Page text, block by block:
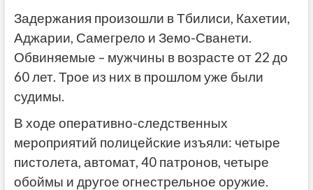
Задержания произошли в Тбилиси, Кахетии,
Аджарии, Самегрело и Земо-Сванети.
Обвиняемые – мужчины в возрасте от 22 до
60 лет. Трое из них в прошлом уже были
судимы.
В ходе оперативно-следственных
мероприятий полицейские изъяли: четыре
пистолета, автомат, 40 патронов, четыре
обоймы и другое огнестрельное оружие.